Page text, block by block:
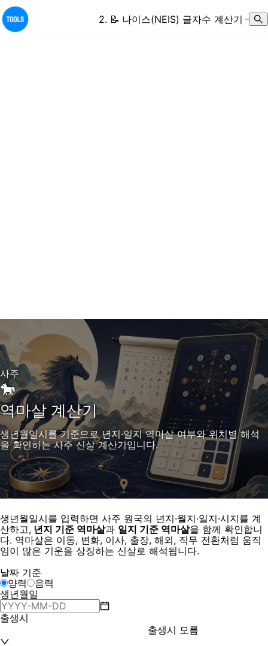
2. 📝 나이스(NEIS) 글자수 계산기 –
사주
🐎
역마살 계산기
생년월일시를 기준으로 년지·일지 역마살 여부와 위치별 해석
을 확인하는 사주 신살 계산기입니다.
생년월일시를 입력하면 사주 원국의 년지·월지·일지·시지를 계
산하고, 년지 기준 역마살과 일지 기준 역마살을 함께 확인합니
다. 역마살은 이동, 변화, 이사, 출장, 해외, 직무 전환처럼 움직
임이 많은 기운을 상징하는 신살로 해석됩니다.
날짜 기준
양력
음력
생년월일
출생시
출생시 모름